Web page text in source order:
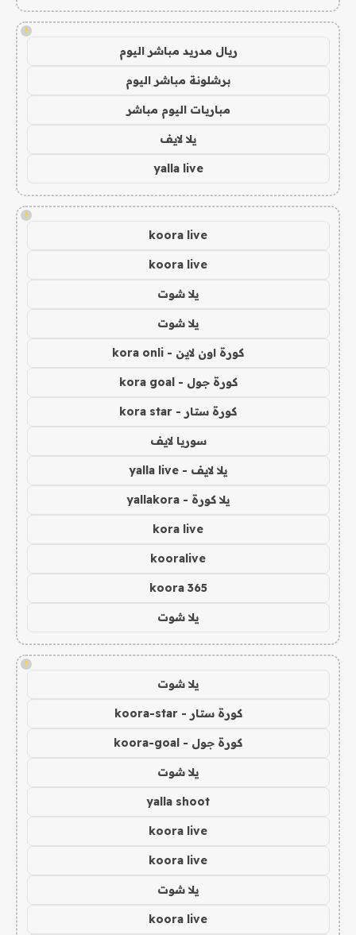
!
ريال مدريد مباشر اليوم
برشلونة مباشر اليوم
مباريات اليوم مباشر
يلا لايف
yalla live
!
koora live
koora live
يلا شوت
يلا شوت
كورة اون لاين - kora onli
كورة جول - kora goal
كورة ستار - kora star
سوريا لايف
يلا لايف - yalla live
يلا كورة - yallakora
kora live
kooralive
koora 365
يلا شوت
!
يلا شوت
كورة ستار - koora-star
كورة جول - koora-goal
يلا شوت
yalla shoot
koora live
koora live
يلا شوت
koora live